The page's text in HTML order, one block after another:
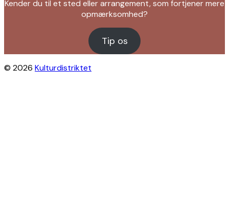
Kender du til et sted eller arrangement, som fortjener mere
opmærksomhed?
Tip os
© 2026 Kulturdistriktet